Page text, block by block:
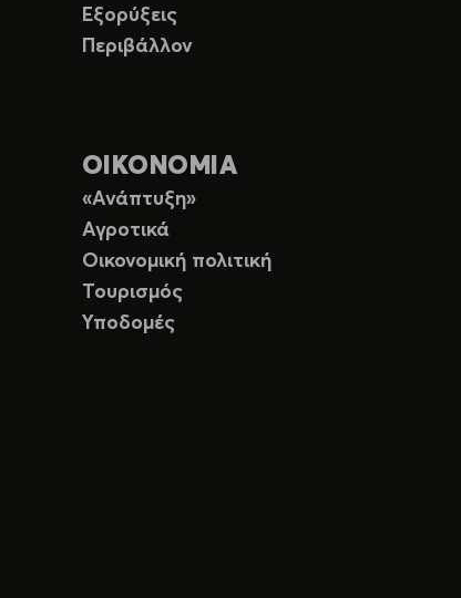
Εξορύξεις
Περιβάλλον
ΟΙΚΟΝΟΜΙΑ
«Ανάπτυξη»
Αγροτικά
Οικονομική πολιτική
Τουρισμός
Υποδομές